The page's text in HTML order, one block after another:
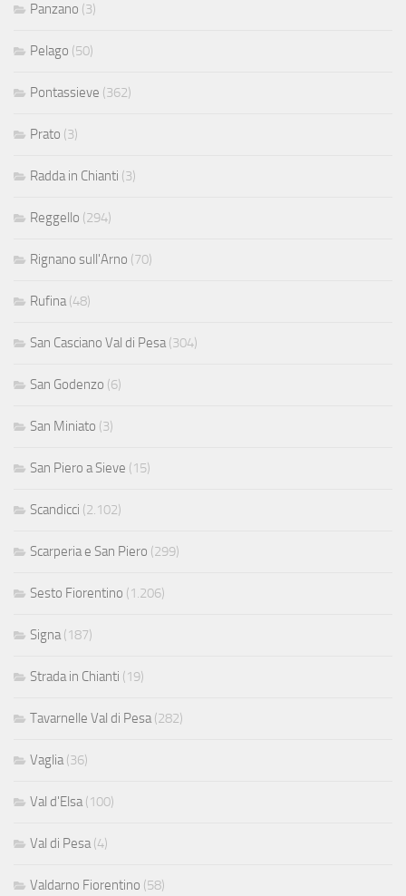
Panzano (3)
Pelago (50)
Pontassieve (362)
Prato (3)
Radda in Chianti (3)
Reggello (294)
Rignano sull'Arno (70)
Rufina(48)
San Casciano Val di Pesa(304)
San Godenzo (6)
San Miniato (3)
San Piero a Sieve (15)
Scandicci (2.102)
Scarperia e San Piero (299)
Sesto Fiorentino (1.206)
Signa(187)
Strada in Chianti (19)
Tavarnelle Val di Pesa(282)
Vaglia(36)
Val d'Elsa(100)
Val di Pesa(4)
Valdarno Fiorentino (58)